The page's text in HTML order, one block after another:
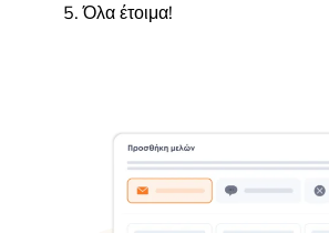
Όλα έτοιμα!